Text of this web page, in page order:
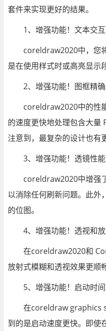
套件来实现更好的结果。
1、增强功能！文本交互
coreldraw2020中，您将
是在使用样式时或高亮显示
2、增强功能！图框精确
coreldraw2020中的性能
的速度更快地处理包含大量
注意到，最复杂的设计也有
3、增强功能！透镜性能
coreldraw2020中增强了
以消除任何刷新问题。此外
的位图。
4、增强功能！透视和放
在coreldraw2020和
放射式模糊和透视效果更顺
5、增强功能！启动时间
在coreldraw graphics
到的是启动速度更快。即使